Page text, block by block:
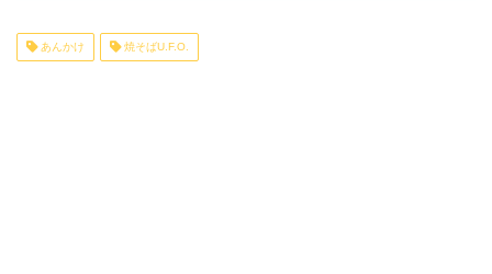
あんかけ 焼そばU.F.O.